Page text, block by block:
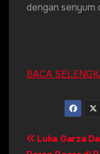
dengan senyum
BACA
Post
Luka Garza